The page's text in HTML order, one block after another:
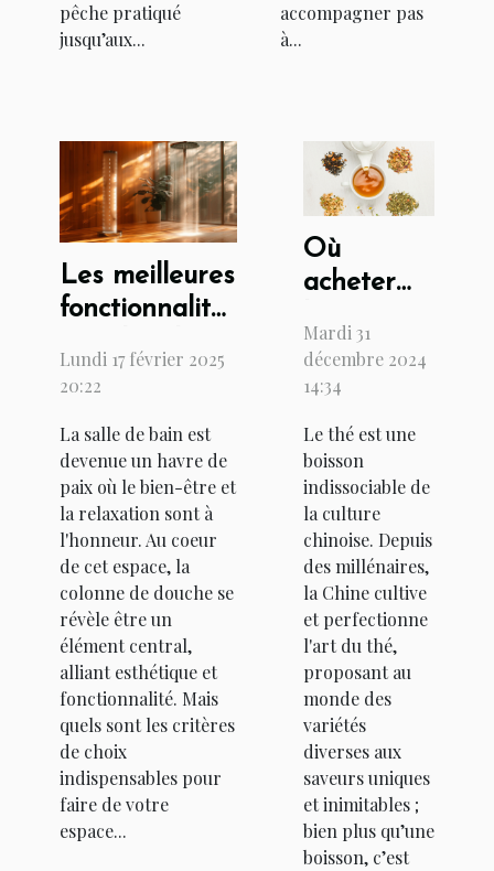
pêche pratiqué
jusqu’aux...
accompagner pas
à...
Les meilleures
fonctionnalités
dans une
douche
Lundi 17 février 2025
20:22
La salle de bain est
devenue un havre de
paix où le bien-être et
la relaxation sont à
l'honneur. Au coeur
de cet espace, la
colonne de douche se
révèle être un
élément central,
alliant esthétique et
fonctionnalité. Mais
quels sont les critères
de choix
indispensables pour
faire de votre
espace...
Où
acheter
meilleurs
thés de
Mardi 31
décembre 2024
14:34
Le thé est une
boisson
indissociable de
la culture
chinoise. Depuis
des millénaires,
la Chine cultive
et perfectionne
l'art du thé,
proposant au
monde des
variétés
diverses aux
saveurs uniques
et inimitables ;
bien plus qu’une
boisson, c’est